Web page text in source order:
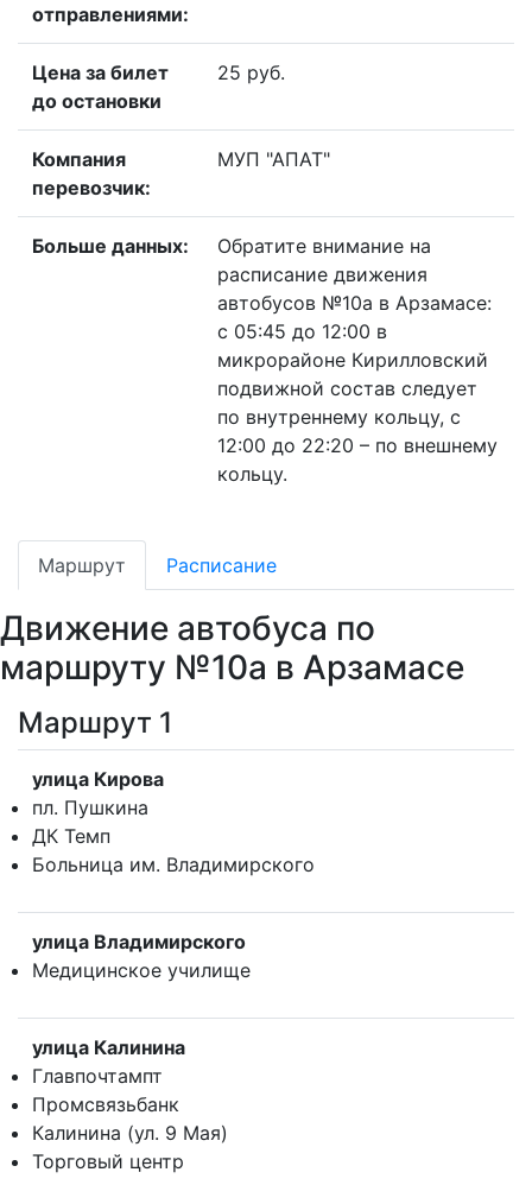
отправлениями:
Цена за билет
до остановки
25 руб.
Компания
перевозчик:
МУП "АПАТ"
Больше данных:
Обратите внимание на
расписание движения
автобусов №10а в Арзамасе:
с 05:45 до 12:00 в
микрорайоне Кирилловский
подвижной состав следует
по внутреннему кольцу, с
12:00 до 22:20 – по внешнему
кольцу.
Маршрут Расписание
Движение автобуса по
маршруту №10а в Арзамасе
Маршрут 1
улица Кирова
пл. Пушкина
ДК Темп
Больница им. Владимирского
улица Владимирского
Медицинское училище
улица Калинина
Главпочтампт
Промсвязьбанк
Калинина (ул. 9 Мая)
Торговый центр